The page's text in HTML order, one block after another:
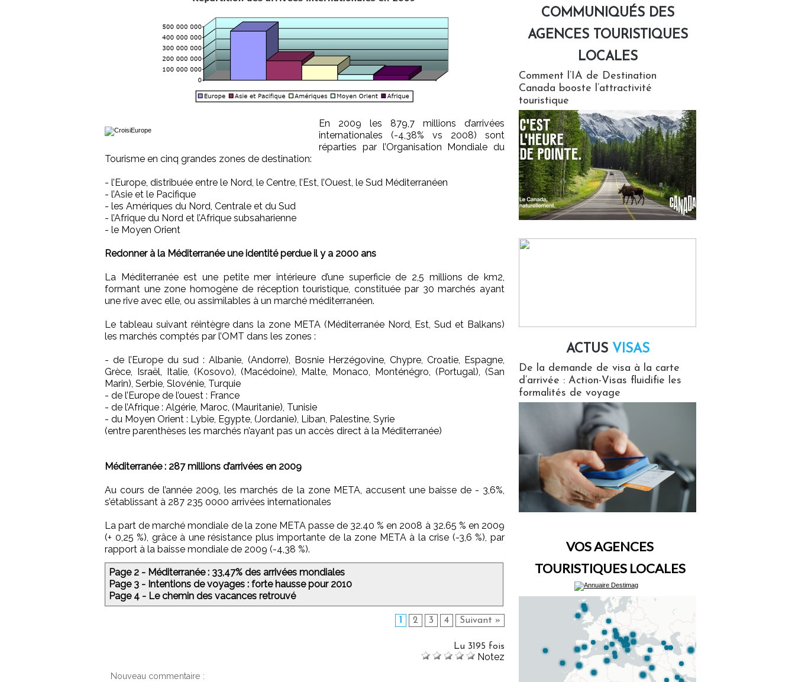
En 2009 les 879,7 millions d’arrivées
internationales (-4,38% vs 2008) sont
réparties par l’Organisation Mondiale du
Tourisme en cinq grandes zones de destination:
- l’Europe, distribuée entre le Nord, le Centre, l’Est, l’Ouest, le Sud Méditerranéen
- l’Asie et le Pacifique
- les Amériques du Nord, Centrale et du Sud
- l’Afrique du Nord et l’Afrique subsaharienne
- le Moyen Orient
Redonner à la Méditerranée une identité perdue il y a 2000 ans
La Méditerranée est une petite mer intérieure d’une superficie de 2,5 millions de km2,
formant une zone homogène de réception touristique, constituée par 30 marchés ayant
une rive avec elle, ou assimilables à un marché méditerranéen.
Le tableau suivant réintègre dans la zone META (Méditerranée Nord, Est, Sud et Balkans)
les marchés comptés par l’OMT dans les zones :
- de l’Europe du sud : Albanie, (Andorre), Bosnie Herzégovine, Chypre, Croatie, Espagne,
Grèce, Israël, Italie, (Kosovo), (Macédoine), Malte, Monaco, Monténégro, (Portugal), (San
Marin), Serbie, Slovénie, Turquie
- de l’Europe de l’ouest : France
- de l’Afrique : Algérie, Maroc, (Mauritanie), Tunisie
- du Moyen Orient : Lybie, Egypte, (Jordanie), Liban, Palestine, Syrie
(entre parenthèses les marchés n’ayant pas un accès direct à la Méditerranée)
Méditerranée : 287 millions d’arrivées en 2009
Au cours de l’année 2009, les marchés de la zone META, accusent une baisse de - 3,6%,
s’établissant à 287 235 0000 arrivées internationales
La part de marché mondiale de la zone META passe de 32.40 % en 2008 à 32.65 % en 2009
(+ 0,25 %), grâce à une résistance plus importante de la zone META à la crise (-3,6 %), par
rapport à la baisse mondiale de 2009 (-4,38 %).
Page 2 - Méditerranée : 33,47% des arrivées mondiales
Page 3 - Intentions de voyages : forte hausse pour 2010
Page 4 - Le chemin des vacances retrouvé
1 2 3 4 Suivant »
Lu 3195 fois
Notez
Nouveau commentaire :
COMMUNIQUÉS DES
AGENCES TOURISTIQUES
LOCALES
Comment l’IA de Destination
Canada booste l’attractivité
touristique
ACTUS VISAS
De la demande de visa à la carte
d’arrivée : Action-Visas fluidifie les
formalités de voyage
VOS AGENCES
TOURISTIQUES LOCALES